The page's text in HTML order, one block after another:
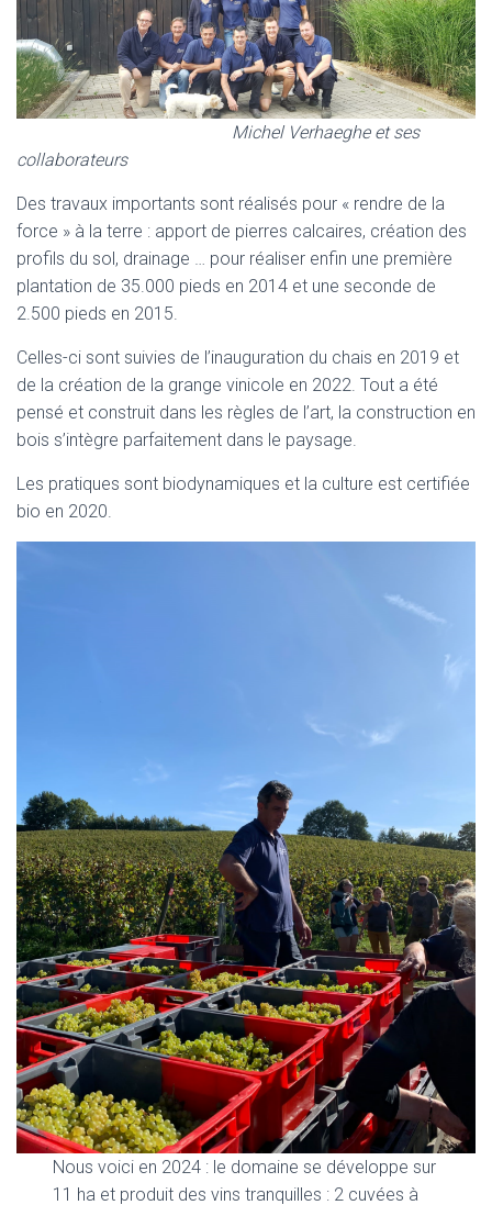
Michel Verhaeghe et ses
collaborateurs
Des travaux importants sont réalisés pour « rendre de la
force » à la terre : apport de pierres calcaires, création des
profils du sol, drainage … pour réaliser enfin une première
plantation de 35.000 pieds en 2014 et une seconde de
2.500 pieds en 2015.
Celles-ci sont suivies de l’inauguration du chais en 2019 et
de la création de la grange vinicole en 2022. Tout a été
pensé et construit dans les règles de l’art, la construction en
bois s’intègre parfaitement dans le paysage.
Les pratiques sont biodynamiques et la culture est certifiée
bio en 2020.
Nous voici en 2024 : le domaine se développe sur
11 ha et produit des vins tranquilles : 2 cuvées à